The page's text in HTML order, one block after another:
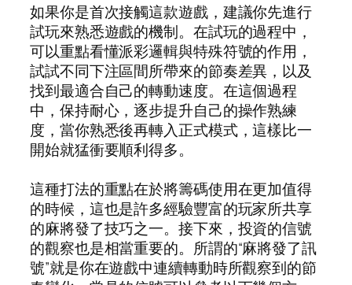
如果你是首次接觸這款遊戲，建議你先進行
試玩來熟悉遊戲的機制。在試玩的過程中，
可以重點看懂派彩邏輯與特殊符號的作用，
試試不同下注區間所帶來的節奏差異，以及
找到最適合自己的轉動速度。在這個過程
中，保持耐心，逐步提升自己的操作熟練
度，當你熟悉後再轉入正式模式，這樣比一
開始就猛衝要順利得多。
這種打法的重點在於將籌碼使用在更加值得
的時候，這也是許多經驗豐富的玩家所共享
的麻將發了技巧之一。接下來，投資的信號
的觀察也是相當重要的。所謂的“麻將發了訊
號”就是你在遊戲中連續轉動時所觀察到的節